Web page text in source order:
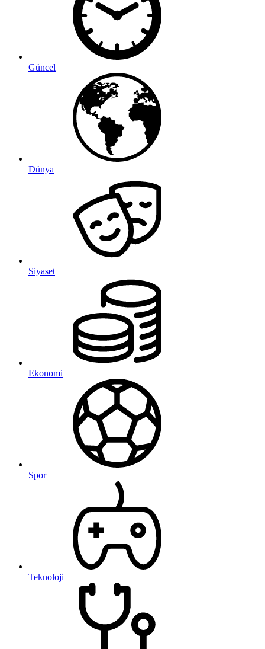
Güncel
Dünya
Siyaset
Ekonomi
Spor
Teknoloji